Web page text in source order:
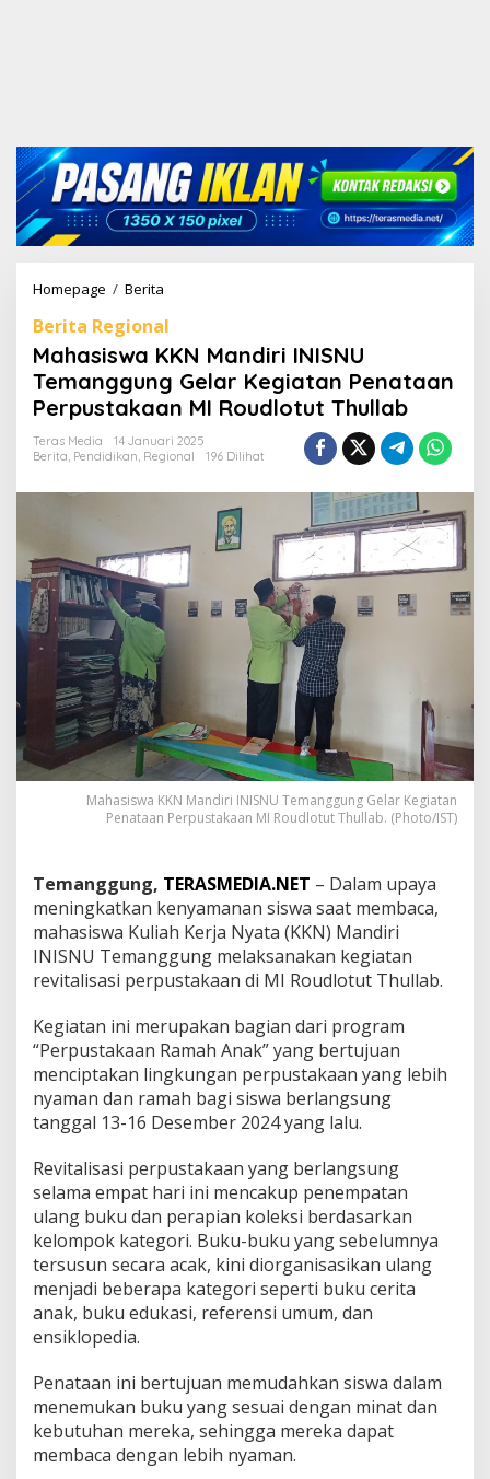
Homepage / Berita
h
a
s
i
s
a
K
a
d
i
S
N
U
T
e
m
g
u
n
g
G
a
r
K
e
g
i
t
a
n
P
e
n
a
t
P
e
r
p
Berita Regional
Mahasiswa KKN Mandiri INISNU
Temanggung Gelar Kegiatan Penataan
Perpustakaan MI Roudlotut Thullab
Teras Media
14 Januari 2025
Berita, Pendidikan, Regional 196 Dilihat
Mahasiswa KKN Mandiri INISNU Temanggung Gelar Kegiatan
Penataan Perpustakaan MI Roudlotut Thullab. (Photo/IST)
Temanggung, TERASMEDIA.NET – Dalam upaya
meningkatkan kenyamanan siswa saat membaca,
mahasiswa Kuliah Kerja Nyata (KKN) Mandiri
INISNU Temanggung melaksanakan kegiatan
revitalisasi perpustakaan di MI Roudlotut Thullab.
Kegiatan ini merupakan bagian dari program
“Perpustakaan Ramah Anak” yang bertujuan
menciptakan lingkungan perpustakaan yang lebih
nyaman dan ramah bagi siswa berlangsung
tanggal 13-16 Desember 2024 yang lalu.
Revitalisasi perpustakaan yang berlangsung
selama empat hari ini mencakup penempatan
ulang buku dan perapian koleksi berdasarkan
kelompok kategori. Buku-buku yang sebelumnya
tersusun secara acak, kini diorganisasikan ulang
menjadi beberapa kategori seperti buku cerita
anak, buku edukasi, referensi umum, dan
ensiklopedia.
Penataan ini bertujuan memudahkan siswa dalam
menemukan buku yang sesuai dengan minat dan
kebutuhan mereka, sehingga mereka dapat
membaca dengan lebih nyaman.